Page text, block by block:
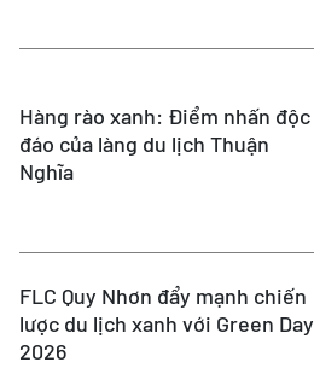
Hàng rào xanh: Điểm nhấn độc
đáo của làng du lịch Thuận
Nghĩa
FLC Quy Nhơn đẩy mạnh chiến
lược du lịch xanh với Green Day
2026